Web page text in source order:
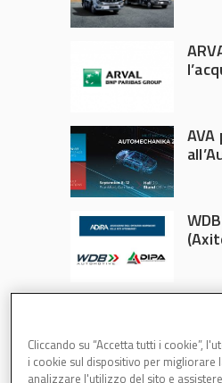
Cliccando su “Accetta tutti i cookie”,
i cookie sul dispositivo per migliorare
analizzare l'utilizzo del sito e